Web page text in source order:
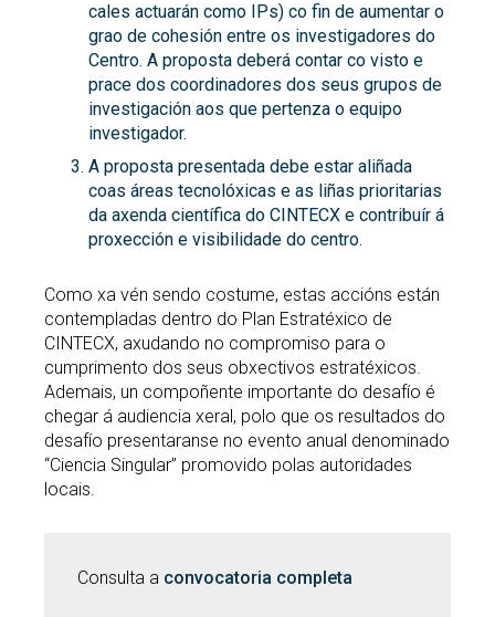
cales actuarán como IPs) co fin de aumentar o
grao de cohesión entre os investigadores do
Centro. A proposta deberá contar co visto e
prace dos coordinadores dos seus grupos de
investigación aos que pertenza o equipo
investigador.
A proposta presentada debe estar aliñada
coas áreas tecnolóxicas e as liñas prioritarias
da axenda científica do CINTECX e contribuír á
proxección e visibilidade do centro.
Como xa vén sendo costume, estas accións están
contempladas dentro do Plan Estratéxico de
CINTECX, axudando no compromiso para o
cumprimento dos seus obxectivos estratéxicos.
Ademais, un compoñente importante do desafío é
chegar á audiencia xeral, polo que os resultados do
desafío presentaranse no evento anual denominado
“Ciencia Singular” promovido polas autoridades
locais.
Consulta a convocatoria completa